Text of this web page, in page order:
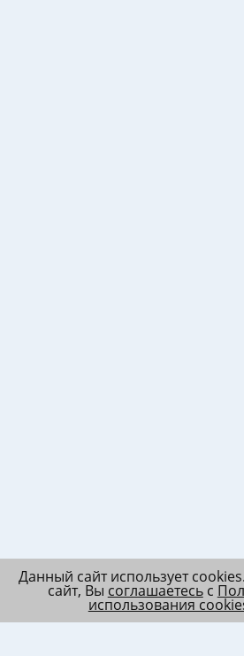
Данный сайт использует
сайт, Вы соглашаетесьс
использования